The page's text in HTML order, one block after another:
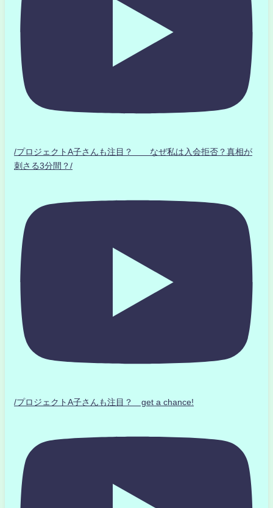
/プロジェクトA子さんも注目？ なぜ私は入会拒否？真相が
刺さる3分間？/
/プロジェクトA子さんも注目？ get a chance!